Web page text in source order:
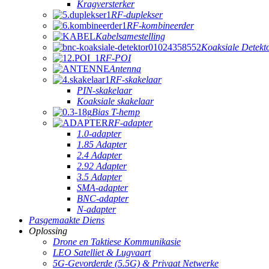
Kragversterker
RF-duplekser
RF-kombineerder
Kabelsamestelling
Koaksiale
RF-POI
Antenna
RF-skakelaar
PIN-skakelaar
Koaksiale skakelaar
Bias T-hemp
RF-adapter
1.0-adapter
1.85 Adapter
2.4 Adapter
2.92 Adapter
3.5 Adapter
SMA-adapter
BNC-adapter
N-adapter
Pasgemaakte Diens
Oplossing
Drone en Taktiese Kommunikasie
LEO Satelliet & Lugvaart
5G-Gevorderde (5.5G) & Privaat Netwerke